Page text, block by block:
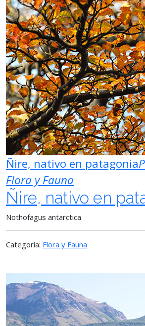
Ñire, nativo en patagonia
Flora y Fauna
Ñire, nativo en
Nothofagus antarctica
Categoría: Flora y Fauna